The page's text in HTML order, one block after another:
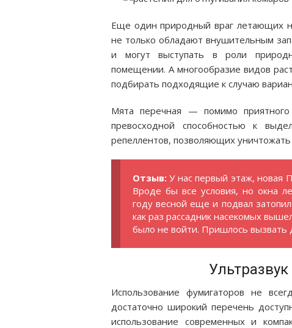
Еще один природный враг летающих
не только обладают внушительным
и могут выступать в роли
помещении. А многообразие видов
подбирать подходящие к случаю
Мята перечная — помимо приятного
превосходной способностью к
репеллентов, позволяющих
Отзыв:У нас первый этаж, новая
Вроде бы все условия, но окна
году весной еще и подвал
как раз рассадник насекомых
было не войти. Пришлось вызвать
Использование фумигаторов не
достаточно широкий перечень
использование современных и